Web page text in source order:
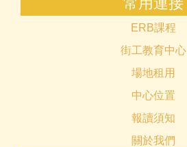
ERB課程
街工教育中心
場地租用
中心位置
報讀須知
關於我們